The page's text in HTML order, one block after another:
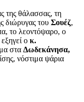
της θάλασσας, τη
διώρυγας του Σουέζ,
το λεοντόψαρο, ο
ο κ.
στα Δωδεκάνησα,
νόστιμα ψάρια